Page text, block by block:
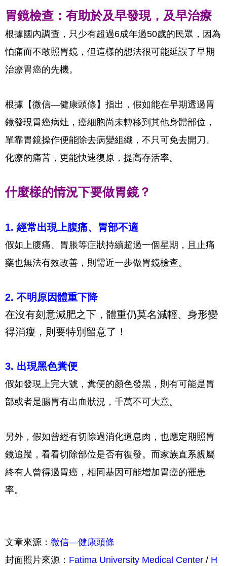
胃鏡檢查：有助於及早發現，及早治療
根據國內調查，只少有超過6成年過50歲的民眾，因為
怕痛而不敢照胃鏡，但這樣的想法很可能延誤了早期
治療胃癌的先機。
根據【微信—健康頭條】指出，假如能在早期透過胃
鏡發現胃癌病灶，癌細胞尚未轉移到其他身體部位，
單靠胃鏡操作便能除去病變組織，不只可免去開刀、
化療的痛苦，更能快速復原，提高存活率。
什麼樣的情況下要做胃鏡？
1. 經常出現上腹痛、胃部不適
假如上腹痛、胃脹等症狀持續超過一個星期，且止痛
藥也無法有效改善，則需近一步做胃鏡檢查。
2. 不明原因體重下降
在沒有刻意減肥之下，體重仍莫名減輕、身形變
得消瘦，則要特別留意了！
3. 出現黑色糞便
假如發現上完大號，糞便的顏色發黑，則有可能是胃
部或者是腸胃有出血狀況，千萬不可大意。
另外，假如曾經有切除過消化道息肉，也應定期照胃
鏡追蹤，看看切除部位是否有復發。而家族直系親屬
終有人曾得過胃癌，相同基因可能增加胃癌的罹患
率。
文章來源： 微信—健康頭條
封面照片來源： Fatima University Medical Center / H